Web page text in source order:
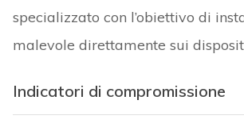
specializzato con l’obiettivo di
malevole direttamente sui
Indicatori di compromissione